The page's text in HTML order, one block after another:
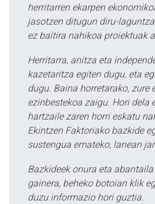
herritarren ekarpen
jasotzen ditugun diru-
ez baitira nahikoa proiektuak
Herritarra, anitza eta
kazetaritza egiten dugu, eta
dugu. Baina horretarako, zure
ezinbestekoa zaigu. Hori dela
hartzaile zaren horri eskatu
Ekintzen Faktoriako bazkide
sustengua emateko, lanean
Bazkideek onura eta
gainera, beheko botoian klik
duzu informazio hori guztia.